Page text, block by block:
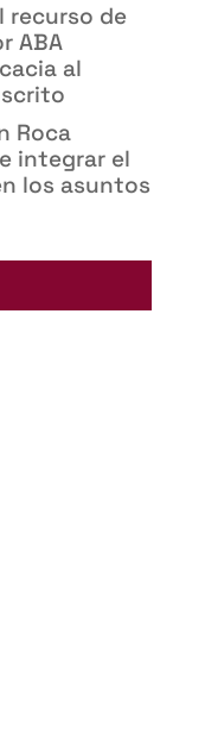
recurso de
ABA
al
Roca
integrar el
los asuntos